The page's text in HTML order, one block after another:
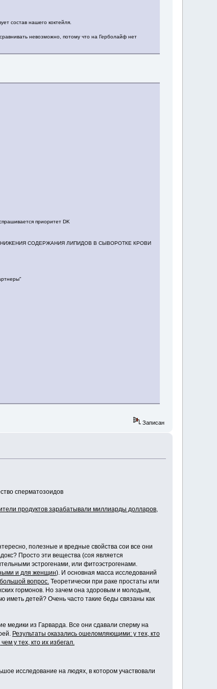
состав нашего коктейля.
невозможно, потому что на Герболайф нет
приоритет DK
СОДЕРЖАНИЯ ЛИПИДОВ В СЫВОРОТКЕ КРОВИ
Записан
сперматозоидов
продуктов зарабатывали миллиарды долларов,
полезные и вредные свойства сои все они
Просто эти вещества (соя является
эстрогенами, или фитоэстрогенами.
и для женщин). И основная масса исследований
вопрос. Теоретически при раке простаты или
гормонов. Но зачем она здоровым и молодым,
иметь детей? Очень часто такие беды связаны как
медики из Гарварда. Все они сдавали сперму на
Результаты оказались ошеломляющими: у тех, кто
у тех, кто их избегал.
исследование на людях, в котором участвовали